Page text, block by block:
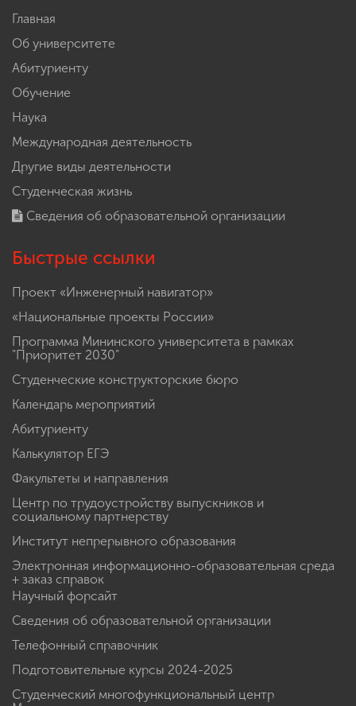
Главное меню
Главная
Об университете
Абитуриенту
Обучение
Наука
Международная деятельность
Другие виды деятельности
Студенческая жизнь
Быстрые ссылки
Проект «Инженерный навигатор»
«Национальные проекты России»
"Приоритет 2030"
Студенческие конструкторские бюро
Календарь мероприятий
Абитуриенту
Калькулятор ЕГЭ
Факультеты и направления
социальному партнерству
Институт непрерывного образования
Электронная информационно-образовательная среда
+ заказ справок
Научный форсайт
Сведения об образовательной организации
Телефонный справочник
Подготовительные курсы 2024-2025